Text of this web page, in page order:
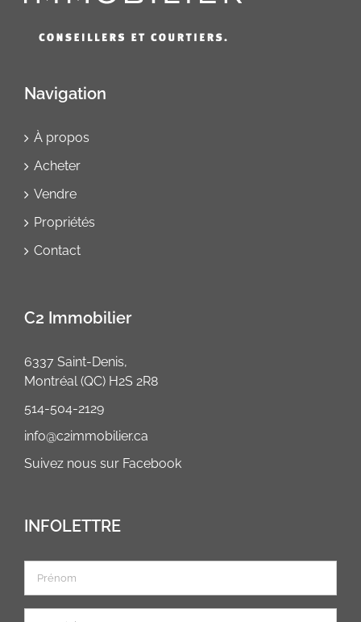
Navigation
À propos
Acheter
Vendre
Propriétés
Contact
C2 Immobilier
6337 Saint-Denis,
Montréal (QC) H2S 2R8
514-504-2129
info@c2immobilier.ca
Facebook
Suivez nous sur Facebook
INFOLETTRE